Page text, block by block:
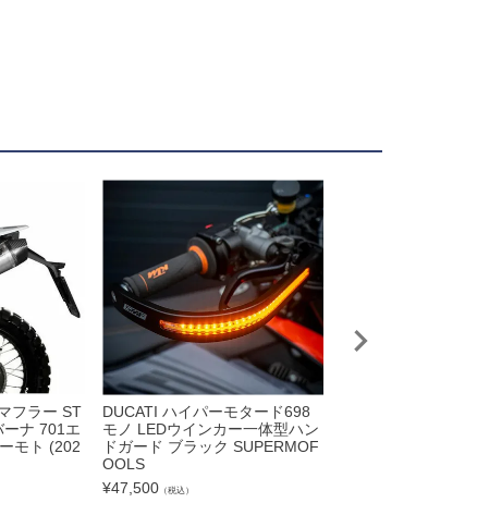
フラー ST
ーナ 701エ
モト (202
DUCATI ハイパーモタード698
モノ LEDウインカー一体型ハン
ドガード ブラック SUPERMOF
OOLS
¥47,500 （税込）